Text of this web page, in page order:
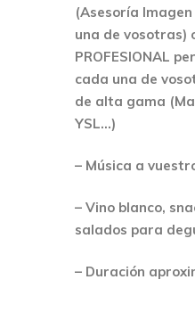
(Asesoría
una de vosotras)
PROFESIONAL
cada una de
de alta gama
YSL…)
– Música a
– Vino blanco,
salados para
– Duración